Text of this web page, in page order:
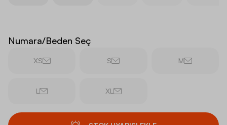
Numara/Beden Seç
XS S M
L XL